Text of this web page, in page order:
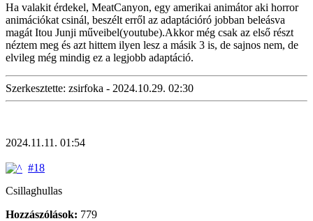
Ha valakit érdekel, MeatCanyon, egy amerikai animátor aki horror
animációkat csinál, beszélt erről az adaptációró jobban beleásva
magát Itou Junji műveibel(youtube).Akkor még csak az első részt
néztem meg és azt hittem ilyen lesz a másik 3 is, de sajnos nem, de
elvileg még mindig ez a legjobb adaptáció.
Szerkesztette: zsirfoka - 2024.10.29. 02:30
2024.11.11. 01:54
#18
Csillaghullas
Hozzászólások: 779